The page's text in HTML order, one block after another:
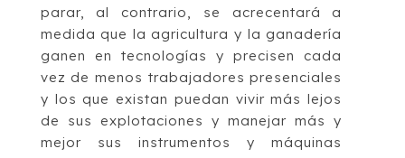
parar, al contrario, se acrecentará a
medida que la agricultura y la ganadería
ganen en tecnologías y precisen cada
vez de menos trabajadores presenciales
y los que existan puedan vivir más lejos
de sus explotaciones y manejar más y
mejor sus instrumentos y máquinas